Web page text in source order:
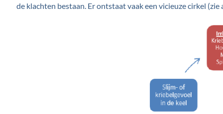
de klachten bestaan. Er ontstaat vaak een vicieuze cirkel